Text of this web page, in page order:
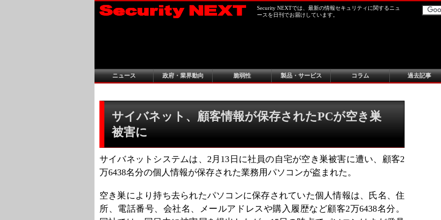
Security NEXTでは、最新の情報セキュリティに関するニュ
ースを日刊でお届けしています。
ニュース 政府・業界動向 脆弱性 製品・サービス コラム 過去記事
サイバネット、顧客情報が保存されたPCが空き巣
被害に
サイバネットシステムは、2月13日に社員の自宅が空き巣被害に遭い、顧客2
万6438名分の個人情報が保存された業務用パソコンが盗まれた。
空き巣により持ち去られたパソコンに保存されていた個人情報は、氏名、住
所、電話番号、会社名、メールアドレスや購入履歴など顧客2万6438名分。